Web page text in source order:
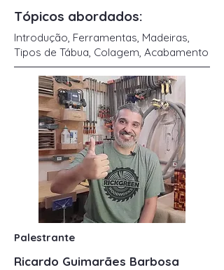
Tópicos abordados:
Introdução, Ferramentas, Madeiras,
Tipos de Tábua, Colagem, Acabamento
Palestrante
Ricardo Guimarães Barbosa